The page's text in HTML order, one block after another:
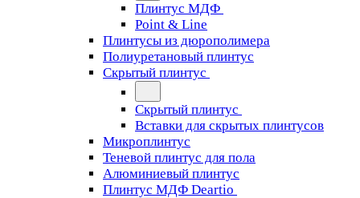
Плинтус МДФ
Point & Line
Плинтусы из дюрополимера
Полиуретановый плинтус
Скрытый плинтус
Скрытый плинтус
Вставки для скрытых плинтусов
Микроплинтус
Теневой плинтус для пола
Алюминиевый плинтус
Плинтус МДФ Deartio